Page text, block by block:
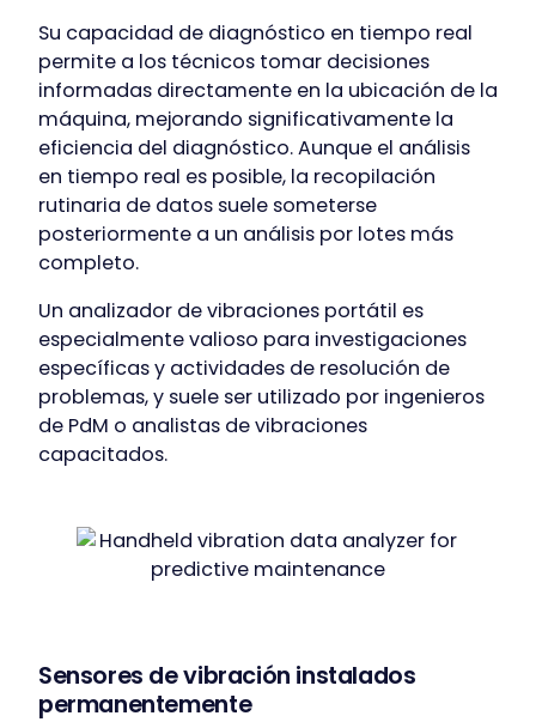
Su capacidad de diagnóstico en tiempo real
permite a los técnicos tomar decisiones
informadas directamente en la ubicación de la
máquina, mejorando significativamente la
eficiencia del diagnóstico. Aunque el análisis
en tiempo real es posible, la recopilación
rutinaria de datos suele someterse
posteriormente a un análisis por lotes más
completo.
Un analizador de vibraciones portátil es
especialmente valioso para investigaciones
específicas y actividades de resolución de
problemas, y suele ser utilizado por ingenieros
de PdM o analistas de vibraciones
capacitados.
Sensores de vibración instalados
permanentemente